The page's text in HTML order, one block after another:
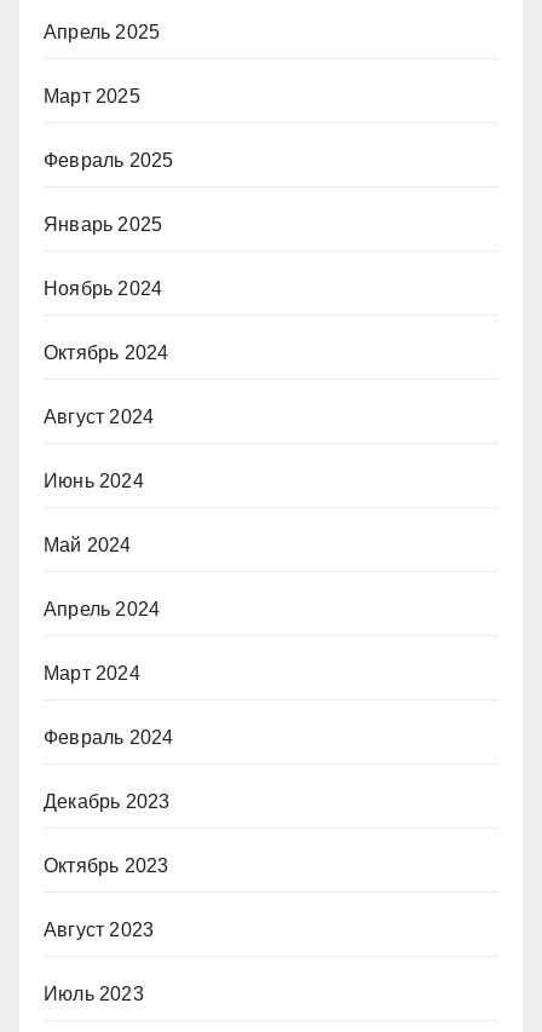
Апрель 2025
Март 2025
Февраль 2025
Январь 2025
Ноябрь 2024
Октябрь 2024
Август 2024
Июнь 2024
Май 2024
Апрель 2024
Март 2024
Февраль 2024
Декабрь 2023
Октябрь 2023
Август 2023
Июль 2023